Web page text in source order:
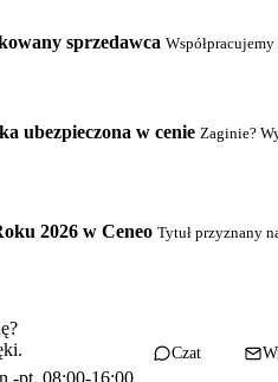
sprzedawca
ubezpieczona w cenie Zaginie?
2026 w Ceneo Tytuł przyznany
pt. 08:00-16:00
Czat